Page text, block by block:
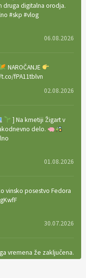
digitalna orodja.
#skp #vlog
06.08.2026
NAROČANJE
fPA11tblvn
02.08.2026
] Na kmetiji Žigart v
delo.
01.08.2026
vinsko posestvo Fedora
30.07.2026
vremena že zaključena.